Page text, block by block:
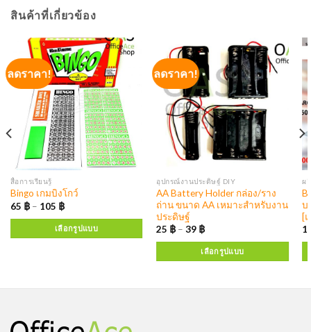
สินค้าที่เกี่ยวข้อง
ลดราคา!
สื่อการเรียนรู้
Bingo เกมบิงโกว์
65 ฿– 105 ฿
เลือกรูปแบบ
ลดราคา!
อุปกรณ์งานประดิษฐ์ DIY
AA Battery Holder กล่อง/ราง
ถ่าน ขนาด AA เหมาะสำหรับงาน
ประดิษฐ์
25 ฿ –39 ฿
เลือกรูปแบบ
ผ
บ
[